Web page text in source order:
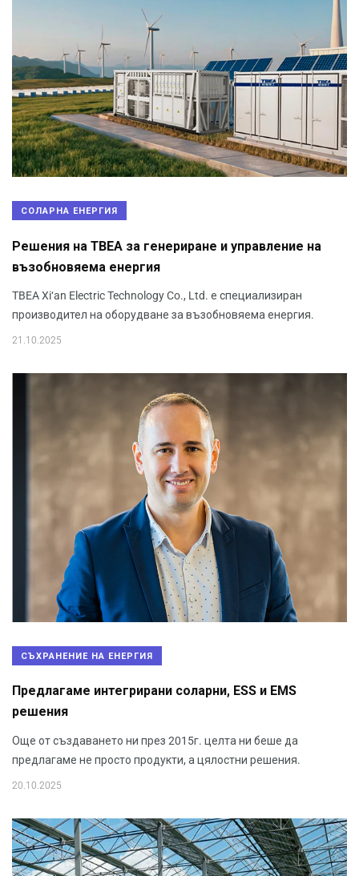
СОЛАРНА ЕНЕРГИЯ
Решения на TBEA за генериране и управление на
възобновяема енергия
TBEA Xi‘an Electric Technology Co., Ltd. е специализиран
производител на оборудване за възобновяема енергия.
21.10.2025
СЪХРАНЕНИЕ НА ЕНЕРГИЯ
Предлагаме интегрирани соларни, ESS и EMS
решения
Още от създаването ни през 2015г. целта ни беше да
предлагаме не просто продукти, а цялостни решения.
20.10.2025